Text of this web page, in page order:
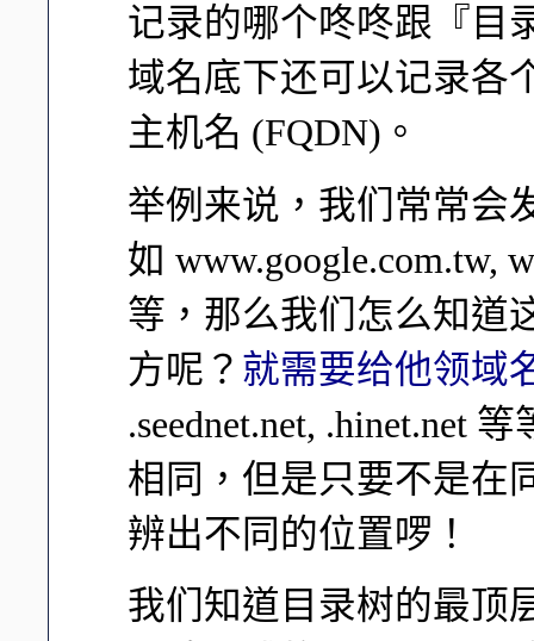
记录的哪个咚咚跟『目
域名底下还可以记录各
主机名 (FQDN)。
举例来说，我们常常会
如 www.google.com.tw,
等，那么我们怎么知道
方呢？ 就需要给他领域
.seednet.net, .hinet.net
相同，但是只要不是在
辨出不同的位置啰！
我们知道目录树的最顶